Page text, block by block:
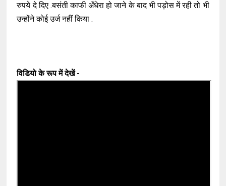
रुपये दे दिए .बसंती काफी अँधेरा हो जाने के बाद भी पड़ोस में रही तो भी
उन्होंने कोई उर्ज नहीं किया .
विडियो के रूप में देखें -